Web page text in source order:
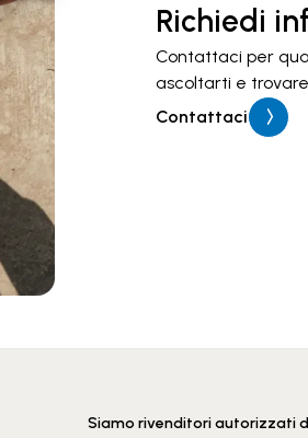
Richiedi
Contattaci per
ascoltarti e
Contattaci
Siamo rivenditori autorizzati